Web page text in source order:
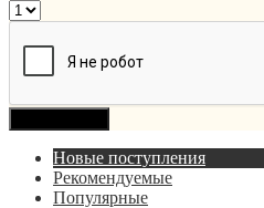
Новые поступления
Рекомендуемые
Популярные